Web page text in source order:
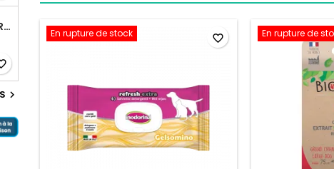
BRIT CARE SANS CEREALES HAIRCARE HEALTHY AND SHINY COAT - POUR CHAT - 2KG

En rupture de stock favorite_border En rupture de